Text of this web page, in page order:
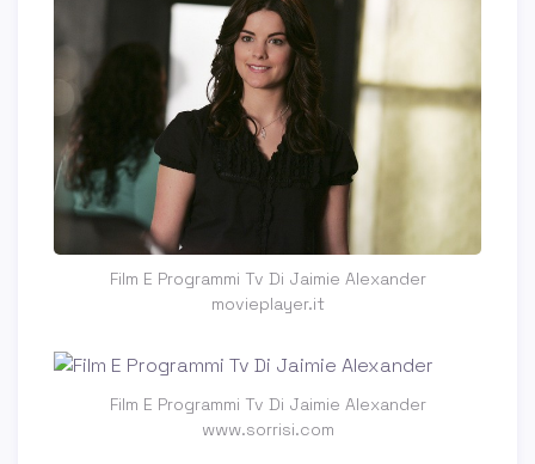
Film E Programmi Tv Di Jaimie Alexander
movieplayer.it
Film E Programmi Tv Di Jaimie Alexander
www.sorrisi.com